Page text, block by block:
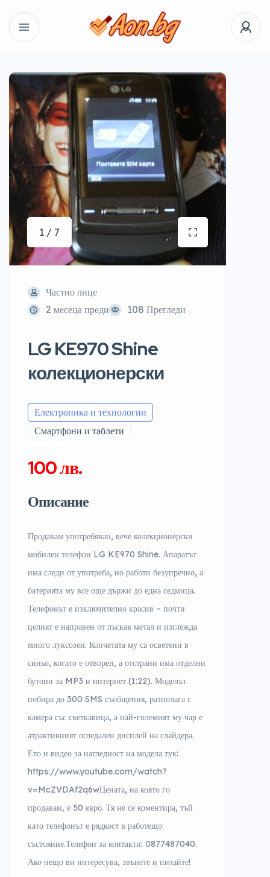
1 / 7
Частно лице
2 месеца преди
108 Прегледи
LG KE970 Shine
колекционерски
Електроника и технологии
Смартфони и таблети
100 лв.
Описание
Продавам употребяван, вече колекционерски
мобилен телефон LG KE970 Shine. Апаратът
има следи от употреба, но работи безупречно, а
батерията му все още държи до една седмица.
Телефонът е изключително красив – почти
целият е направен от лъскав метал и изглежда
много луксозен. Копчетата му са осветени в
синьо, когато е отворен, а отстрани има отделни
бутони за MP3 и интернет (1:22). Моделът
побира до 300 SMS съобщения, разполага с
камера със светкавица, а най-големият му чар е
атрактивният огледален дисплей на слайдера.
Ето и видео за нагледност на модела тук:
https://www.youtube.com/watch?
v=McZVDAf2q6wЦената, на която го
продавам, е 50 евро. Тя не се коментира, тъй
като телефонът е рядкост в работещо
състояние.Телефон за контакти: 0877487040.
Ако нещо ви интересува, звънете и питайте!